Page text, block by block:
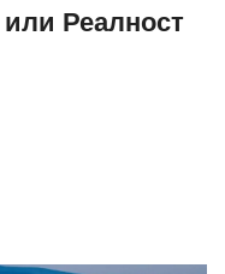
или Реалност